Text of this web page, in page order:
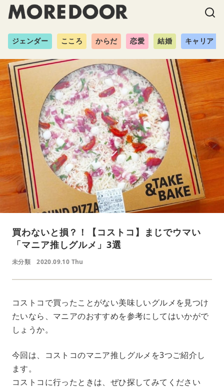
ジェンダー こころ からだ 恋愛 結婚 キャリア
買わないと損？！【コストコ】まじでウマい
「マニア推しグルメ」3選
未分類 2020.09.10 Thu
コストコで買ったことがない美味しいグルメを見つけ
たいなら、マニアのおすすめを参考にしてはいかがで
しょうか。
今回は、コストコのマニア推しグルメを3つご紹介し
ます。
コストコに行ったときは、ぜひ探してみてください